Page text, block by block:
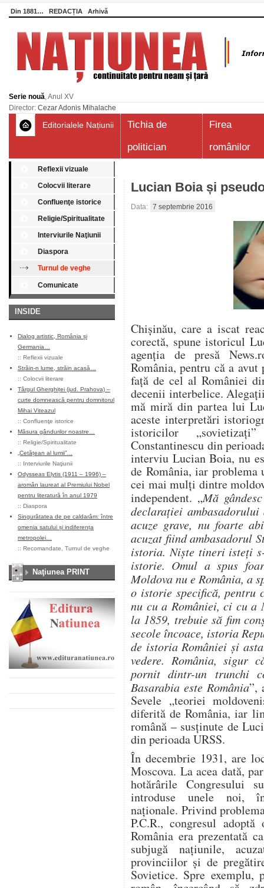
Din 1881… REDACȚIA Arhivă
Serie nouă, Anul XV
Director: Cezar Adonis Mihalache
Editorialele Națiunii
Tichia de
politician
Firea
românilor
Reflexii vizuale
Colocvii literare
Confluenţe istorice
Religie/Spiritualitate
Interviurile Naţiunii
Diaspora
Turnul de veghe
Comunicate
INSIDE
Dialog artistic, România și
Germania…
:: Reflexii vizuale
Străin-n lume, străin acasă…
:: Colocvii literare
Târgul Gherghiței (jud. Prahova) –
curte domnească pentru domnitorul
Mihai Viteazul
:: Confluenţe istorice
Măsura gândurilor noastre…
:: Religie/Spiritualitate
„Cetățean al lumii”…
:: Interviurile Naţiunii
Odysseas Elytis (1911 – 1996) –
aromân laureat al Premiului Nobel
pentru literatură în anul 1979
:: Diaspora
Singurătatea de pe caldarâm: între
omenia satului și indiferența
metropolei…
:: Recomandate Turnul de veghe
Naţiunea PRINT
Lucian Boia și
Data: 7 septembrie 2016
Chişinău, care a iscat
corectă, spune istoricul
agenţia de presă
România, pentru că a
faţă de cel al României
decenii interbelice.
mă miră din partea lui
aceste interpretări
istoricilor
Constantinescu din
interviu Lucian Boia, nu
de România, iar
cei mai mulţi dintre
independent. „Mă
declaraţiei
acuze grave, nu foarte
acuzat fiind ambasadorul
istoria. Nişte tineri isteţi
istorie. Omul a spus
Moldova nu e România, a
o istorie specifică, pentru
nu cu a României, ci cu a
la 1859, trebuie să fim
secole încoace, istoria
de istoria României şi
vedere. România, sigur
pornit dintr-un trunchi
Basarabia este România”,
Sevele „teoriei
diferită de România, iar
română – susținute de
din perioada URSS.
În decembrie 1931, are
Moscova. La acea dată,
hotărârile Congresului
introduse unele noi,
naționale. Privind
P.C.R., congresul
România era prezentată
subjugă națiunile,
provinciilor și de
Sovietice. Spre